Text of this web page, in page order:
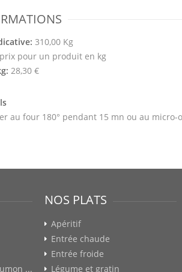
310,00 Kg
prix pour un produit en kg
28,30 €
au four 180° pendant 15 mn ou au micro-
...
NOS PLATS
Apéritif
Entrée chaude
Entrée froide
Légume et gratin